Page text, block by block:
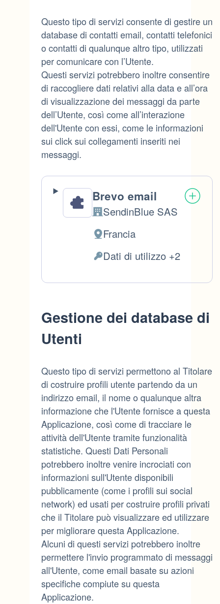
Questo tipo di servizi consente di gestire un
database di contatti email, contatti telefonici
o contatti di qualunque altro tipo, utilizzati
per comunicare con l’Utente.
Questi servizi potrebbero inoltre consentire
di raccogliere dati relativi alla data e all’ora
di visualizzazione dei messaggi da parte
dell’Utente, così come all’interazione
dell'Utente con essi, come le informazioni
sui click sui collegamenti inseriti nei
messaggi.
Brevo email
Azienda:
SendinBlue SAS
Luogo
del
Francia
DatiDati di utilizzo +2
Gestione dei database di
Utenti
Questo tipo di servizi permettono al Titolare
di costruire profili utente partendo da un
indirizzo email, il nome o qualunque altra
informazione che l'Utente fornisce a questa
Applicazione, così come di tracciare le
attività dell'Utente tramite funzionalità
statistiche. Questi Dati Personali
potrebbero inoltre venire incrociati con
informazioni sull'Utente disponibili
pubblicamente (come i profili sui social
network) ed usati per costruire profili privati
che il Titolare può visualizzare ed utilizzare
per migliorare questa Applicazione.
Alcuni di questi servizi potrebbero inoltre
permettere l'invio programmato di messaggi
all'Utente, come email basate su azioni
specifiche compiute su questa
Applicazione.